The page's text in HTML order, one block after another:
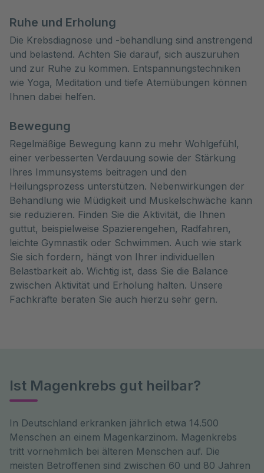
Ruhe und Erholung
Die Krebsdiagnose und -behandlung sind anstrengend
und belastend. Achten Sie darauf, sich auszuruhen
und zur Ruhe zu kommen. Entspannungstechniken
wie Yoga, Meditation und tiefe Atemübungen können
Ihnen dabei helfen.
Bewegung
Regelmäßige Bewegung kann zu mehr Wohlgefühl,
einer verbesserten Verdauung sowie der Stärkung
Ihres Immunsystems beitragen und den
Heilungsprozess unterstützen. Nebenwirkungen der
Behandlung wie Müdigkeit und Muskelschwäche kann
sie reduzieren. Finden Sie die Aktivität, die Ihnen
guttut, beispielweise Spazierengehen, Radfahren,
leichte Gymnastik oder Schwimmen. Auch wie stark
Sie sich fordern, hängt von Ihrer individuellen
Belastbarkeit ab. Wichtig ist, dass Sie die Balance
zwischen Aktivität und Erholung halten. Unsere
Fachkräfte beraten Sie auch hierzu sehr gern.
Ist Magenkrebs gut heilbar?
In Deutschland erkranken jährlich etwa 14.500
Menschen an einem Magenkarzinom. Magenkrebs
tritt vornehmlich bei älteren Menschen auf. Die
meisten Betroffenen sind zwischen 60 und 80 Jahren